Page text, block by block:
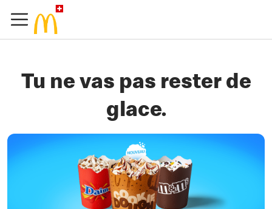
Tu ne vas pas rester de
glace.